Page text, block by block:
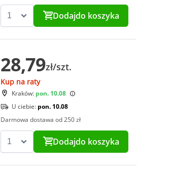
Dodajdo koszyka
28,79zł/szt.
Kup na raty
Kraków: pon. 10.08
U ciebie: pon. 10.08
Darmowa dostawa od 250 zł
Dodajdo koszyka